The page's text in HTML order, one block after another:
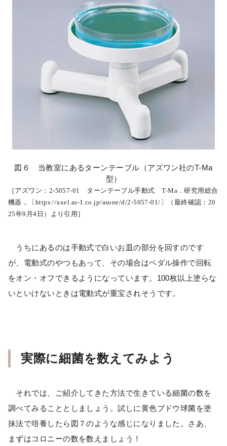
図６ 当教室にあるターンテーブル（アズワン社のT-Ma
型）
［アズワン：2-5057-01 ターンテーブル手動式 T-Ma．研究用総合
機器，〔https://axel.as-1.co.jp/asone/d/2-5057-01/〕（最終確認：20
25年9月4日）より引用］
うちにあるのは手動式で白いお皿の部分を回すのです
が、電動式のやつもあって、その場合はペダル操作で回転
をオン・オフできるようになっています。100枚以上塗らな
いといけないときは電動式が重宝されそうです。
実際に細菌を数えてみよう
それでは、ご紹介してきた方法で生きている細菌の数を
調べてみることとしましょう。試しに黄色ブドウ球菌を塗
抹法で培養したら図７のような感じになりました。さあ、
まずはコロニーの数を数えましょう！